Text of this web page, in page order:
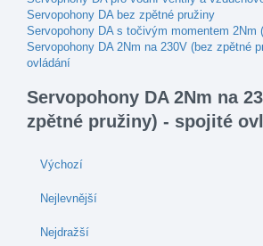
Servopohony DA bez zpětné pružiny
Servopohony DA s točivým momentem 2Nm
Servopohony DA 2Nm na 230V (bez zpětné
ovládání
Servopohony DA 2Nm na
zpětné pružiny) - spojité
Výchozí
Nejlevnější
Nejdražší